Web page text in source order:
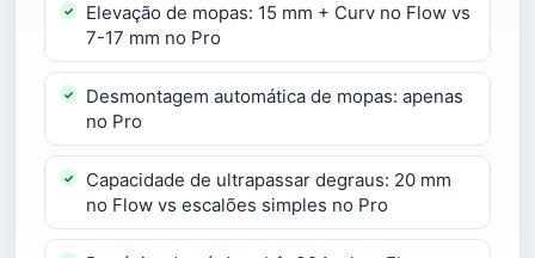
Elevação de mopas: 15 mm + Curv no Flow vs
7-17 mm no Pro
Desmontagem automática de mopas: apenas
no Pro
Capacidade de ultrapassar degraus: 20 mm
no Flow vs escalões simples no Pro